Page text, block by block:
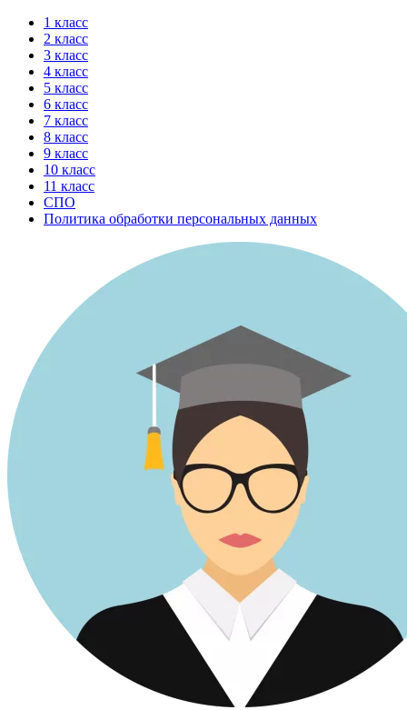
Перейти
содержимому
1 класс
2 класс
3 класс
4 класс
5 класс
6 класс
7 класс
8 класс
9 класс
10 класс
11 класс
СПО
Политика обработки персональных данных